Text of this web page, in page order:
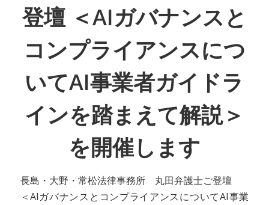
登壇 ＜AIガバナンスと
コンプライアンスにつ
いてAI事業者ガイドラ
インを踏まえて解説＞
を開催します
長島・大野・常松法律事務所 丸田弁護士ご登壇
＜AIガバナンスとコンプライアンスについてAI事業